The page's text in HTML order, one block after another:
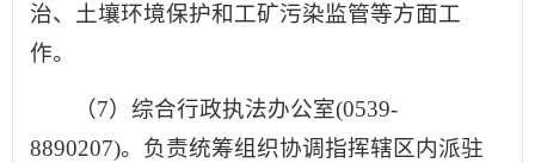
治、土壤环境保护和工矿污染监管等方面工
作。
（7）综合行政执法办公室(0539-
8890207)。负责统筹组织协调指挥辖区内派驻